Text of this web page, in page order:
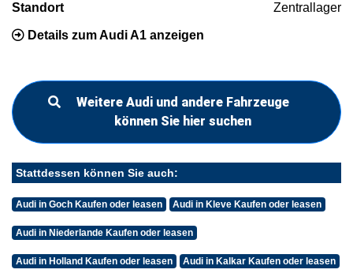
Standort Zentrallager
Details zum Audi A1 anzeigen
Weitere Audi und andere Fahrzeuge
können Sie hier suchen
Stattdessen können Sie auch:
Audi in Goch Kaufen oder leasen Audi in Kleve Kaufen oder leasen
Audi in Niederlande Kaufen oder leasen
Audi in Holland Kaufen oder leasen Audi in Kalkar Kaufen oder leasen